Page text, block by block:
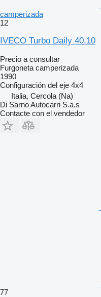
camperizada
12
IVECO Turbo Daily 40.10
Precio a consultar
Furgoneta camperizada
1990
Configuración del eje 4x4
Italia, Cercola (Na)
Di Sarno Autocarri S.a.s
Contacte con el vendedor
77